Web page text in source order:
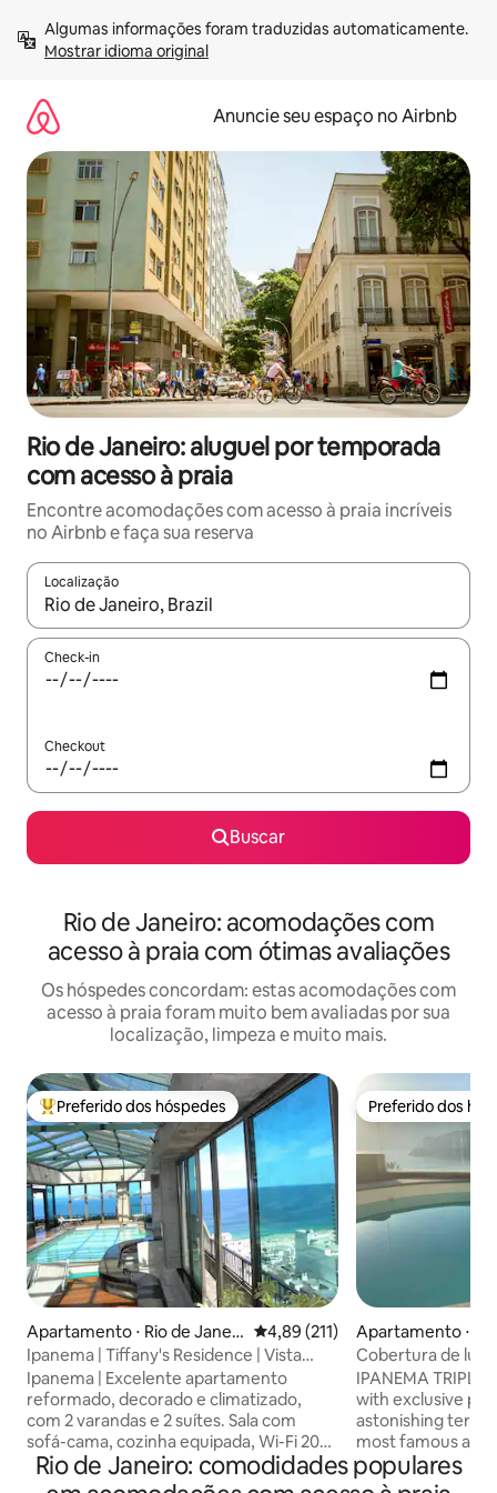
para
Mostrar idioma original
Anuncie seu espaço no Airbnb
Rio de Janeiro: aluguel por temporada
com acesso à praia
Encontre acomodações com acesso à praia incríveis
no Airbnb e faça sua reserva
Localização
Quando os resultados estiverem disponíveis, explore-os
Check-in
Checkout
Buscar
Rio de Janeiro: acomodações com
acesso à praia com ótimas avaliações
Os hóspedes concordam: estas acomodações com
acesso à praia foram muito bem avaliadas por sua
localização, limpeza e muito mais.
Entre os melhores preferidos dos hóspedes
Preferido dos hóspedes
Apartamento ⋅ Rio de Janeir
o
4,89 de uma avaliação média de
4,89 (211)
Ipanema | Tiffany's Residence | Vista
para o mar | 2 quartos
Ipanema | Excelente apartamento
reformado, decorado e climatizado,
com 2 varandas e 2 suítes. Sala com
sofá-cama, cozinha equipada, Wi-Fi 200
Mb e cortina de vidro nas varandas. A
apenas 1 quadra da praia. No Tiffanys
Preferido dos
Preferido dos
Apartamento ⋅
o
Cobertura de
empregada!
IPANEMA
with exclusive
astonishing
most famous and
Janeiro. It has a
the Lake,
Rio de Janeiro: comodidades populares